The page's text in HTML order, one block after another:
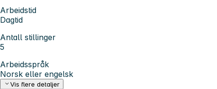
Arbeidstid
Dagtid
Antall stillinger
5
Arbeidsspråk
Norsk eller engelsk
Vis flere detaljer